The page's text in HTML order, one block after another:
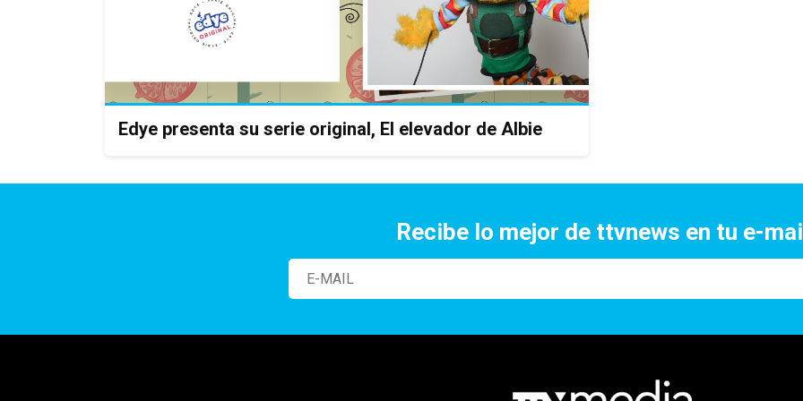
Edye presenta su serie original, El elevador de Albie
Recibe lo mejor de ttvnews en tu e-